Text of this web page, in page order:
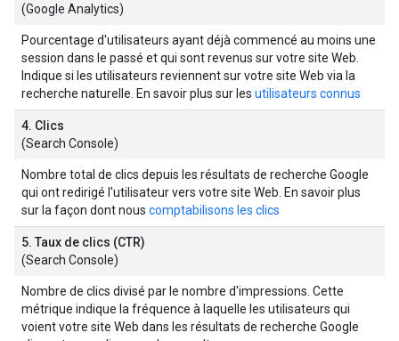
(Google Analytics)
Pourcentage d'utilisateurs ayant déjà commencé au moins une
session dans le passé et qui sont revenus sur votre site Web.
Indique si les utilisateurs reviennent sur votre site Web via la
recherche naturelle. En savoir plus sur les utilisateurs connus
4. Clics
(Search Console)
Nombre total de clics depuis les résultats de recherche Google
qui ont redirigé l'utilisateur vers votre site Web. En savoir plus
sur la façon dont nous comptabilisons les clics
5. Taux de clics (CTR)
(Search Console)
Nombre de clics divisé par le nombre d'impressions. Cette
métrique indique la fréquence à laquelle les utilisateurs qui
voient votre site Web dans les résultats de recherche Google